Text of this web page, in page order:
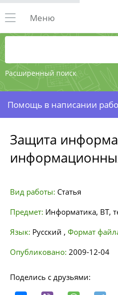
Расширенный поиск
Меню
Помощь в написании
Защита
Вид работы: Статья
Предмет: Информатика, ВТ,
Язык: Русский , Формат
Опубликовано: 2009-12-04
Поделись с друзьями: